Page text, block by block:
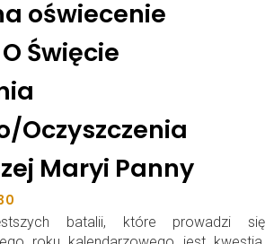
oświecenie
Święcie
Oczyszczenia
Maryi Panny
batalii, które prowadzi się